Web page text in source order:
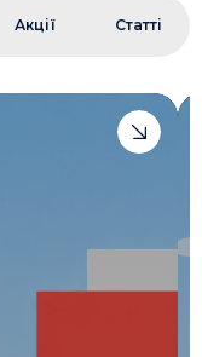
Акції Статті